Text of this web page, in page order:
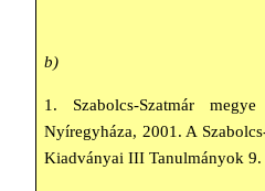
b)
1. Szabolcs-Szatmár megye
Nyíregyháza, 2001. A
Kiadványai III Tanulmányok